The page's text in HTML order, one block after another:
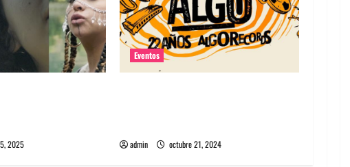
2025
Eventos
admin octubre 21, 2024